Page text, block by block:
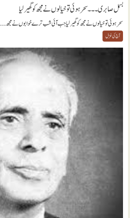
بسمل صابری ۔۔۔ سحر ہوئی تو خیالوں نے مجھ کو گھیر لیا
سحر ہوئی تو خیالوں نے مجھ کو گھیر لیا جب آئی شب ترے خوابوں نے مجھ...
آج کی غزل